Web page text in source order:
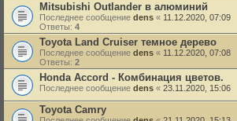
Mitsubishi Outlander в алюминий
Последнее сообщение dens « 11.12.2020, 07:09
Ответы: 4
Toyota Land Cruiser темное дерево
Последнее сообщение dens « 11.12.2020, 07:08
Ответы: 2
Honda Аccord - Комбинация цветов.
Последнее сообщение dens « 23.11.2020, 15:06
Toyota Camry